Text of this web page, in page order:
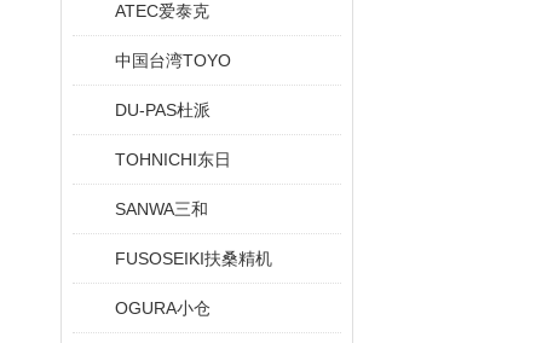
ATEC爱泰克
中国台湾TOYO
DU-PAS杜派
TOHNICHI东日
SANWA三和
FUSOSEIKI扶桑精机
OGURA小仓